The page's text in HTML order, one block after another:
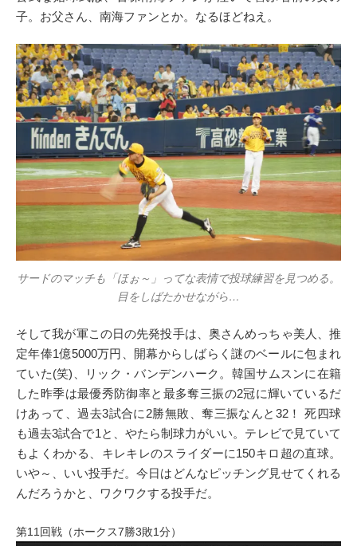
子。お父さん、南海ファンとか。なるほどねえ。
サードのマッチも「ほぉ～」ってな表情で投球練習を見つめる。
目をしばたかせながら…
そして我が軍この日の先発投手は、奥さんめっちゃ美人、推
定年俸1億5000万円、開幕からしばらく謎のベールに包まれ
ていた(笑)、リック・バンデンハーク。韓国サムスンに在籍
した昨季は最優秀防御率と最多奪三振の2冠に輝いているだ
けあって、過去3試合に2勝無敗、奪三振なんと32！ 死四球
も過去3試合で1と、やたら制球力がいい。テレビで見ていて
もよくわかる、キレキレのスライダーに150キロ超の直球。
いや～、いい投手だ。今日はどんなピッチング見せてくれる
んだろうかと、ワクワクする投手だ。
第11回戦（ホークス7勝3敗1分）